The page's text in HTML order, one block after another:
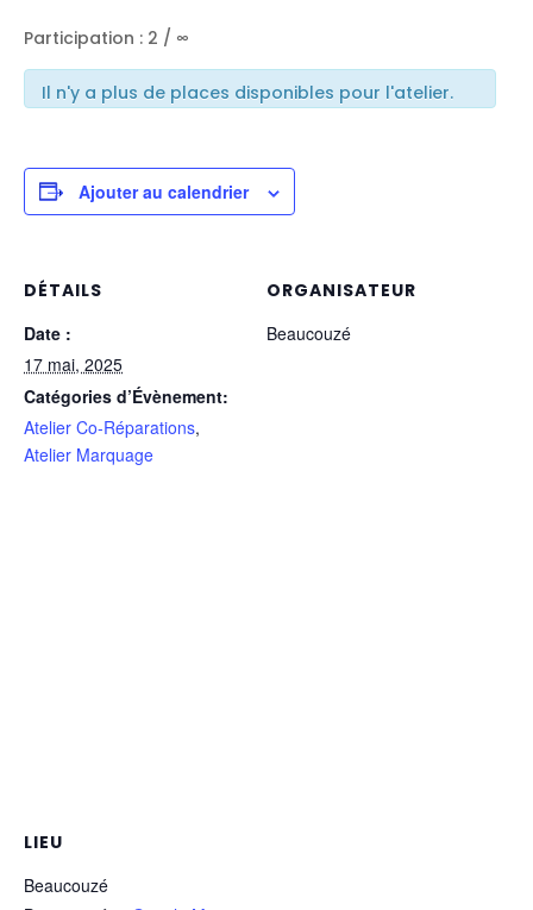
Participation : 2 / ∞
Il n'y a plus de places disponibles pour l'atelier.
Ajouter au calendrier
DÉTAILS
Date :
17 mai, 2025
Catégories d’Évènement:
Atelier Co-Réparations,
Atelier Marquage
ORGANISATEUR
Beaucouzé
LIEU
Beaucouzé